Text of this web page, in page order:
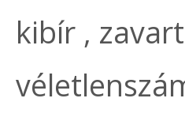
kibír ,